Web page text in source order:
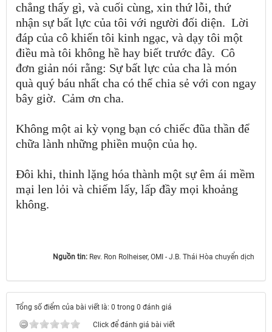
chẳng thấy gì, và cuối cùng, xin thứ lỗi, thứ
nhận sự bất lực của tôi với người đối diện. Lời
đáp của cô khiến tôi kinh ngạc, và dạy tôi một
điều mà tôi không hề hay biết trước đây. Cô
đơn giản nói rằng: Sự bất lực của cha là món
quà quý báu nhất cha có thể chia sẻ với con ngay
bây giờ. Cảm ơn cha.
Không một ai kỳ vọng bạn có chiếc đũa thần để
chữa lành những phiền muộn của họ.
Đôi khi, thinh lặng hóa thành một sự êm ái mềm
mại len lỏi và chiếm lấy, lấp đầy mọi khoảng
không.
Nguồn tin: Rev. Ron Rolheiser, OMI - J.B. Thái Hòa chuyển dịch ​​​​​​​
Tổng số điểm của bài viết là: 0 trong 0 đánh giá
Click để đánh giá bài viết